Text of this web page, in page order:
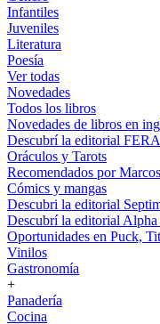
Infantiles
Juveniles
Literatura
Poesía
Ver todas
Novedades
Todos los libros
Novedades de libros en
Descubrí la editorial FERA
Oráculos y Tarots
Recomendados por
Cómics y mangas
Descubri la editorial
Descubrí la editorial
Oportunidades en Puck,
Vinilos
Gastronomía
+
Panadería
Cocina